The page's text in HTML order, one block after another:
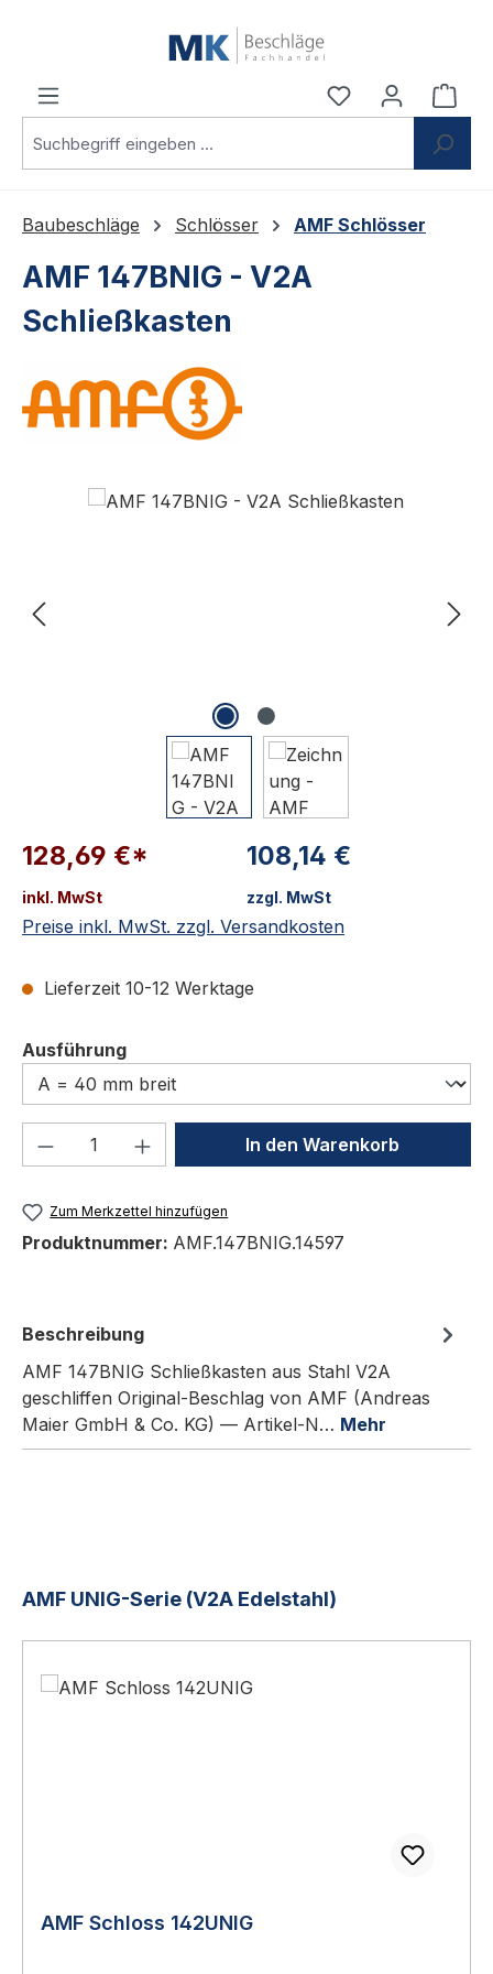
Du hast 0
Baubeschläge Schlösser AMF Schlösser
AMF 147BNIG - V2A
Schließkasten
Bildergalerie überspringen
128,69 €*
inkl. MwSt
108,14 €
zzgl. MwSt
Preise inkl. MwSt. zzgl. Versandkosten
Lieferzeit 10-12 Werktage
Ausführungauswählen
Produkt Anzahl: Gib denIn den Warenkorb
Zum Merkzettel hinzufügen
Produktnummer: AMF.147BNIG.14597
Beschreibung
AMF 147BNIG Schließkasten aus Stahl V2A
geschliffen Original-Beschlag von AMF (Andreas
Maier GmbH & Co. KG) — Artikel-N… Mehr
Produktgalerie überspringen
AMF UNIG-Serie (V2A Edelstahl)
AMF Schloss 142UNIG